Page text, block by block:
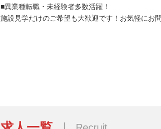
■異業種転職・未経験者多数活躍！
施設見学だけのご希望も大歓迎です！お気軽にお